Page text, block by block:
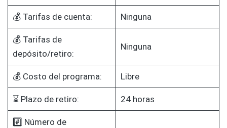
💰 Tarifas de cuenta: Ninguna
💰 Tarifas de
depósito/retiro:
Ninguna
💰 Costo del programa: Libre
⌛ Plazo de retiro: 24 horas
#️⃣ Número de